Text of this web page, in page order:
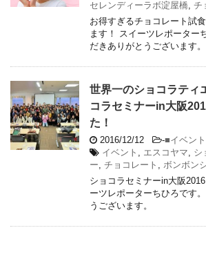
セレンディーラボ淀屋橋, チ
お得すぎるチョコレート試
ます！ スイーツレポーター
だきありがとうございます。
世界一のショコラティ
コラセミナーin大阪
た！
2016/12/12 -■イベント
イベント , エスコヤマ, シ
ー, チョコレート , ボンボン
ショコラセミナーin大阪
ーツレポーターちひろです
うございます。